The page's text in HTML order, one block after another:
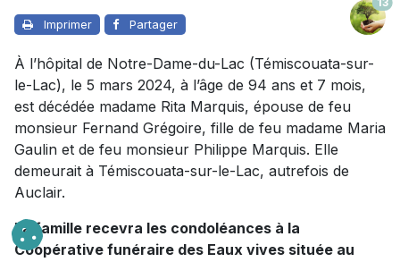
Imprimer Partager
À l’hôpital de Notre-Dame-du-Lac (Témiscouata-sur-
le-Lac), le 5 mars 2024, à l’âge de 94 ans et 7 mois,
est décédée madame Rita Marquis, épouse de feu
monsieur Fernand Grégoire, fille de feu madame Maria
Gaulin et de feu monsieur Philippe Marquis. Elle
demeurait à Témiscouata-sur-le-Lac, autrefois de
Auclair.
La famille recevra les condoléances à la
Coopérative funéraire des Eaux vives située au